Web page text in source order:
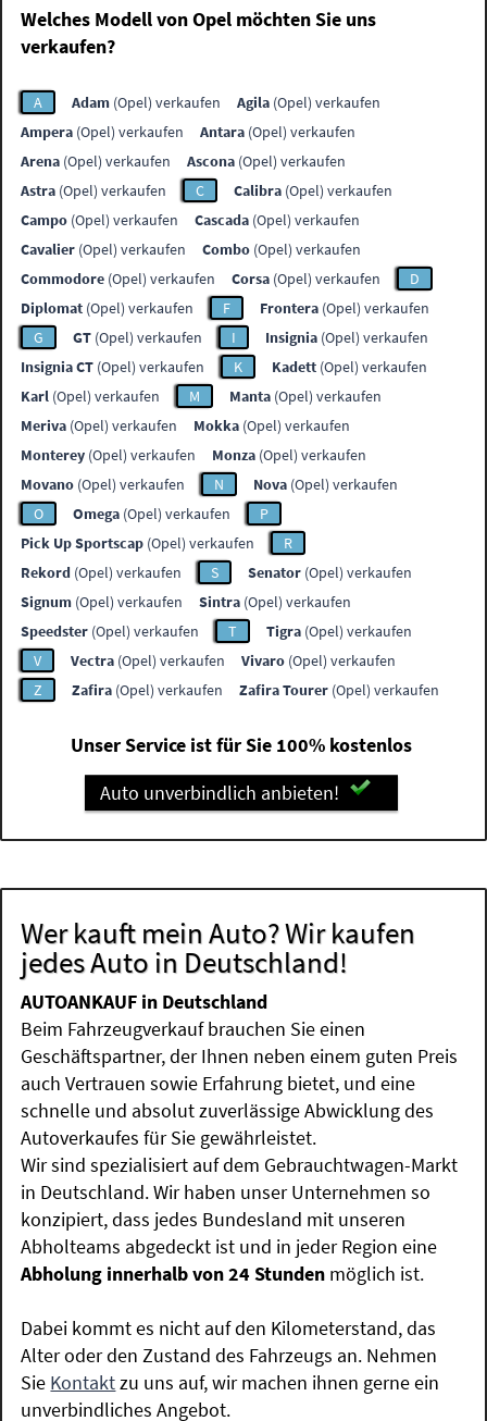
Welches Modell von Opel möchten Sie uns
verkaufen?
A Adam (Opel) verkaufen Agila (Opel) verkaufen
Ampera (Opel) verkaufen Antara (Opel) verkaufen
Arena (Opel) verkaufen Ascona (Opel) verkaufen
Astra (Opel) verkaufen C Calibra (Opel) verkaufen
Campo (Opel) verkaufen Cascada (Opel) verkaufen
Cavalier (Opel) verkaufen Combo (Opel) verkaufen
Commodore (Opel) verkaufen Corsa (Opel) verkaufen
D
Diplomat (Opel) verkaufen F Frontera (Opel) verkaufen
G
GT (Opel) verkaufen I Insignia (Opel) verkaufen
Insignia CT (Opel) verkaufen K Kadett (Opel) verkaufen
Karl (Opel) verkaufen M Manta (Opel) verkaufen
Meriva (Opel) verkaufen Mokka (Opel) verkaufen
Monterey (Opel) verkaufen Monza (Opel) verkaufen
Movano (Opel) verkaufen N Nova (Opel) verkaufen
O
Omega (Opel) verkaufen
P
Pick Up Sportscap (Opel) verkaufen
R
Rekord (Opel) verkaufen S Senator (Opel) verkaufen
Signum (Opel) verkaufen Sintra (Opel) verkaufen
Speedster (Opel) verkaufen T Tigra (Opel) verkaufen
V
Vectra (Opel) verkaufen Vivaro (Opel) verkaufen
Z
Zafira (Opel) verkaufen Zafira Tourer (Opel) verkaufen
Unser Service ist für Sie 100% kostenlos
Auto unverbindlich anbieten!
Wer kauft mein Auto? Wir kaufen
jedes Auto in Deutschland!
AUTOANKAUF in Deutschland
Beim Fahrzeugverkauf brauchen Sie einen
Geschäftspartner, der Ihnen neben einem guten Preis
auch Vertrauen sowie Erfahrung bietet, und eine
schnelle und absolut zuverlässige Abwicklung des
Autoverkaufes für Sie gewährleistet.
Wir sind spezialisiert auf dem Gebrauchtwagen-Markt
in Deutschland. Wir haben unser Unternehmen so
konzipiert, dass jedes Bundesland mit unseren
Abholteams abgedeckt ist und in jeder Region eine
Abholung innerhalb von 24 Stunden möglich ist.
Dabei kommt es nicht auf den Kilometerstand, das
Alter oder den Zustand des Fahrzeugs an. Nehmen
Sie Kontaktzu uns auf, wir machen ihnen gerne ein
unverbindliches Angebot.